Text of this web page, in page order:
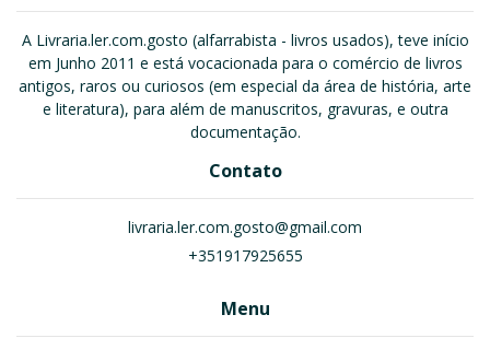
A Livraria.ler.com.gosto (alfarrabista - livros usados), teve início
em Junho 2011 e está vocacionada para o comércio de livros
antigos, raros ou curiosos (em especial da área de história, arte
e literatura), para além de manuscritos, gravuras, e outra
documentação.
Contato
livraria.ler.com.gosto@gmail.com
+351917925655
Menu